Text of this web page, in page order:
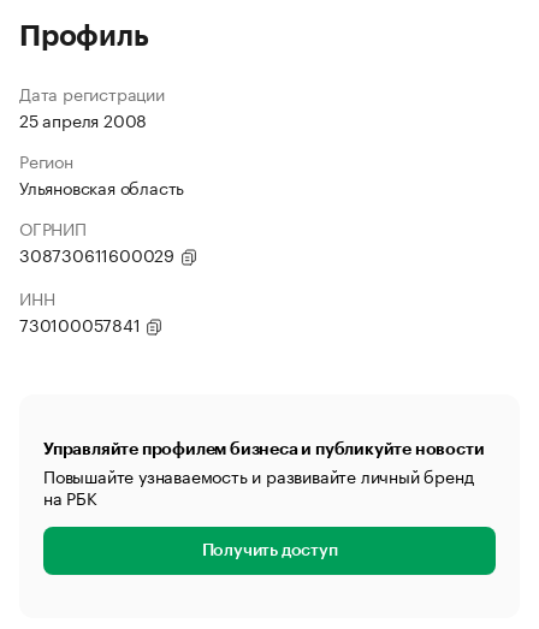
Профиль
Дата регистрации
25 апреля 2008
Регион
Ульяновская область
ОГРНИП
308730611600029
ИНН
730100057841
Управляйте профилем бизнеса и публикуйте новости
Повышайте узнаваемость и развивайте личный бренд
на РБК
Получить доступ